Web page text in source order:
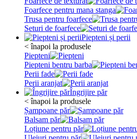
Foarfece pentru mana stanga
Trusa pentru foarfece
Seturi de foarfece
Piepteni și perii
< înapoi la produsele
Piepteni
Piepteni bentru barba
Perii fade
Perii aranjat
Îngrijire păr
< înapoi la produsele
Șampoane păr
Balsam păr
Loțiune pentru păr